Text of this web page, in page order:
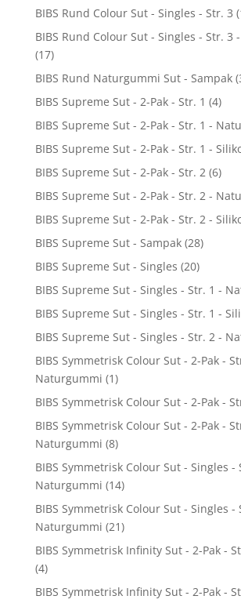
BIBS Rund Colour Sut - Singles - Str. 3
BIBS Rund Colour Sut - Singles - Str. 3
(17)
BIBS Rund Naturgummi Sut - Sampak
BIBS Supreme Sut - 2-Pak - Str. 1 (4)
BIBS Supreme Sut - 2-Pak - Str. 1 -
BIBS Supreme Sut - 2-Pak - Str. 1 -
BIBS Supreme Sut - 2-Pak - Str. 2 (6)
BIBS Supreme Sut - 2-Pak - Str. 2 -
BIBS Supreme Sut - 2-Pak - Str. 2 -
BIBS Supreme Sut - Sampak (28)
BIBS Supreme Sut - Singles (20)
BIBS Supreme Sut - Singles - Str. 1 -
BIBS Supreme Sut - Singles - Str. 1 -
BIBS Supreme Sut - Singles - Str. 2 -
BIBS Symmetrisk Colour Sut - 2-Pak -
Naturgummi (1)
BIBS Symmetrisk Colour Sut - 2-Pak -
BIBS Symmetrisk Colour Sut - 2-Pak -
Naturgummi (8)
BIBS Symmetrisk Colour Sut - Singles -
Naturgummi (14)
BIBS Symmetrisk Colour Sut - Singles -
Naturgummi (21)
BIBS Symmetrisk Infinity Sut - 2-Pak -
(4)
BIBS Symmetrisk Infinity Sut - 2-Pak -